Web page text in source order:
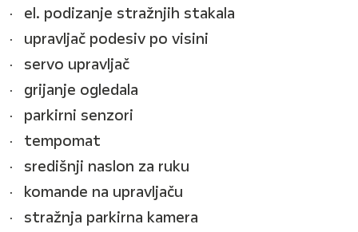
el. podizanje stražnjih stakala
upravljač podesiv po visini
servo upravljač
grijanje ogledala
parkirni senzori
tempomat
središnji naslon za ruku
komande na upravljaču
stražnja parkirna kamera